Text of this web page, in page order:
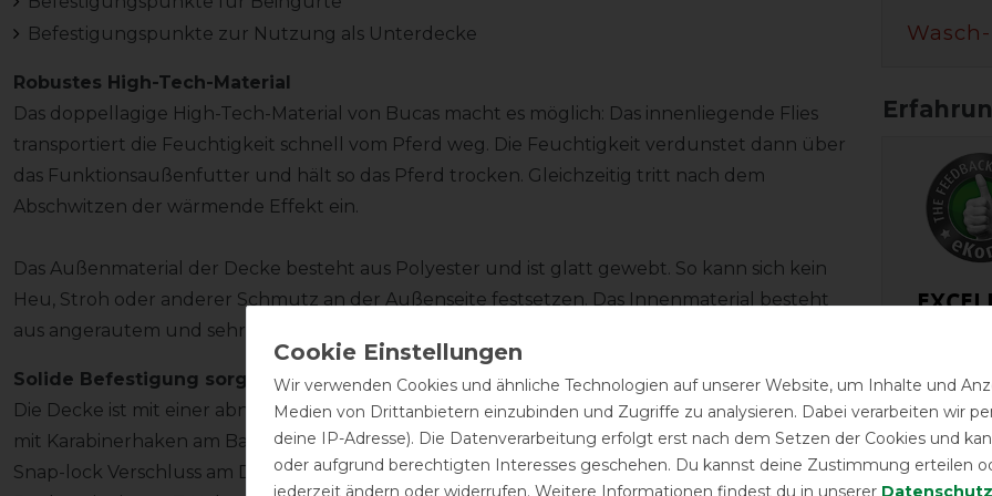
Befestigungspunkte zur Nutzung als Unterdecke
Robustes High-Tech-Material
Das doppellagige High-Tech-Material von Bucas macht es möglich: Das innenliegende Flies
transportiert die Feuchtigkeit schnell vom Pferd weg. Die Feuchtigkeit verdunstet dann über
das Funktionsaußenfutter und hält so das Pferd trocken. Gleichzeitig tritt nach dem
Abschwitzen der wärmende Effekt ein.
Das Außenmaterial der Decke besteht aus Polyester und ist glatt gewebt. So kann sich kein
Heu, Stroh oder anderer Schmutz an der Außenseite festsetzen. Das Innenmaterial besteht
aus angerautem und sehr flauschigem Polyestergewebe.
Solide Befestigung sorgt für Strapazierfähigkeit
Die Decke ist mit einer abnehmbaren, innenliegenden und verstellbaren Kreuzbegurtung
mit Karabinerhaken am Bauch ausgestattet. Die Frontenden verfügen über den Magnetic
Snap-lock Verschluss am Deckenrand. So ist die Decke sehr einfach am Pferd fixiert bevor die
LATEST
Wir verwenden Cookies und ähnliche Technologien auf unserer Website, um Inhalte und
Medien von Drittanbietern einzubinden und Zugriffe zu analysieren. Dabei verarbeiten wir
deine IP-Adresse). Die Datenverarbeitung erfolgt erst nach dem Setzen der Cookies und
oder aufgrund berechtigten Interesses geschehen. Du kannst deine Zustimmung erteilen
jederzeit ändern oder widerrufen. Weitere Informationen findest du in unserer